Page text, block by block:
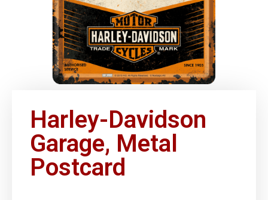
Harley-Davidson
Garage, Metal
Postcard